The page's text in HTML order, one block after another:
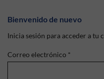
Bienvenido de nuevo
Inicia sesión para acceder a tu
Correo electrónico *